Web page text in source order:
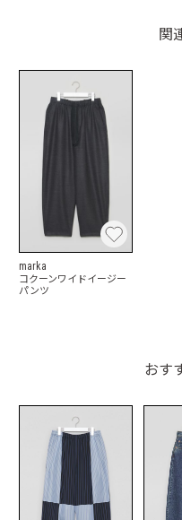
関
marka
コクーンワイドイージー
パンツ
おす